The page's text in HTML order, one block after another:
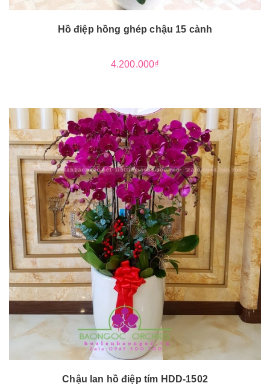
Hồ điệp hồng ghép chậu 15 cành
4.200.000₫
Chậu lan hồ điệp tím HDD-1502